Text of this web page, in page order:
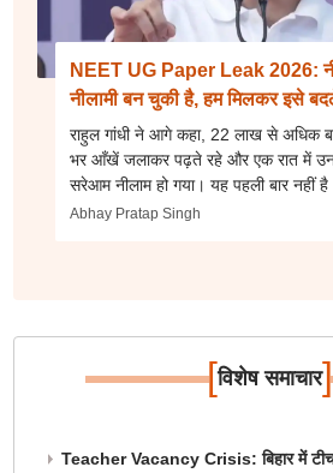
NEET UG Paper Leak 2026:
नीलामी बन चुकी है, हम मिलकर इसे
राहुल गांधी ने आगे कहा, 22 लाख से अधिक
भर आँखें जलाकर पढ़ते रहे और एक रात में
सरेआम नीलाम हो गया। यह पहली बार नहीं
Abhay Pratap Singh
[विशेष समाचार]
Teacher Vacancy Crisis: बिहार में